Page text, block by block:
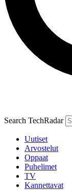
Search TechRadar
Uutiset
Arvostelut
Oppaat
Puhelimet
TV
Kannettavat